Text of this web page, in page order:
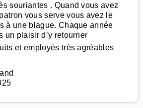
souriantes . Quand vous avez
vous serve vous avez le
à une blague. Chaque année
un plaisir d’y retourner
et employés très agréables